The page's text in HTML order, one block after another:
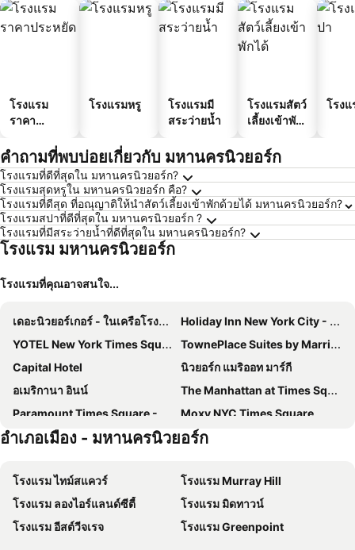
โรงแรม
ราคา
โรงแรมหรู
โรงแรมมี
สระว่ายน้ำ
โรงแรมสัตว์
เลี้ยงเข้าพัก
โรง
คำถามที่พบบ่อยเกี่ยวกับ มหานครนิวยอร์ก
โรงแรมที่ดีที่สุดใน มหานครนิวยอร์ก?
โรงแรมสุดหรูใน มหานครนิวยอร์ก คือ?
โรงแรมที่ดีสุด ที่อณุญาติให้นำสัตว์เลี้ยงเข้าพักด้วยได้ มหานครนิวยอร์ก?
โรงแรมสปาที่ดีที่สุดใน มหานครนิวยอร์ก ?
โรงแรมที่มีสระว่ายน้ำที่ดีที่สุดใน มหานครนิวยอร์ก?
โรงแรม มหานครนิวยอร์ก
โรงแรมที่คุณอาจสนใจ...
เดอะนิวยอร์เกอร์ - ในเครือโรงแรมวินด์แฮม
Holiday Inn New York City - Times Square By Ihg
YOTEL New York Times Square
TownePlace Suites by Marriott New York Long Island City/Manhattan View
Capital Hotel
นิวยอร์ก แมริออท มาร์กี
อเมริกานา อินน์
The Manhattan at Times Square Hotel
Paramount Times Square - A Generator Hotel
Moxy NYC Times Square
Holiday Inn Express New York City Times Square By Ihg
DoubleTree by Hilton New York Times Square West
ดับเบิลยู นิวยอร์ก - ไทม์สแควร์
LIC Manhattan View Hotel
DoubleTree by Hilton New York Downtown
InterContinental New York Times Square by IHG
โรงแรมเชอราตัน นิวยอร์ก ไทม์สแควร์
Holiday Inn Express New York City-wall Street By Ihg
อำเภอเมือง - มหานครนิวยอร์ก
โรงแรม ไทม์สแควร์
โรงแรม Murray Hill
โรงแรม ลองไอร์แลนด์ซีตี้
โรงแรม มิดทาวน์
โรงแรม อีสต์วีจเรจ
โรงแรม Greenpoint